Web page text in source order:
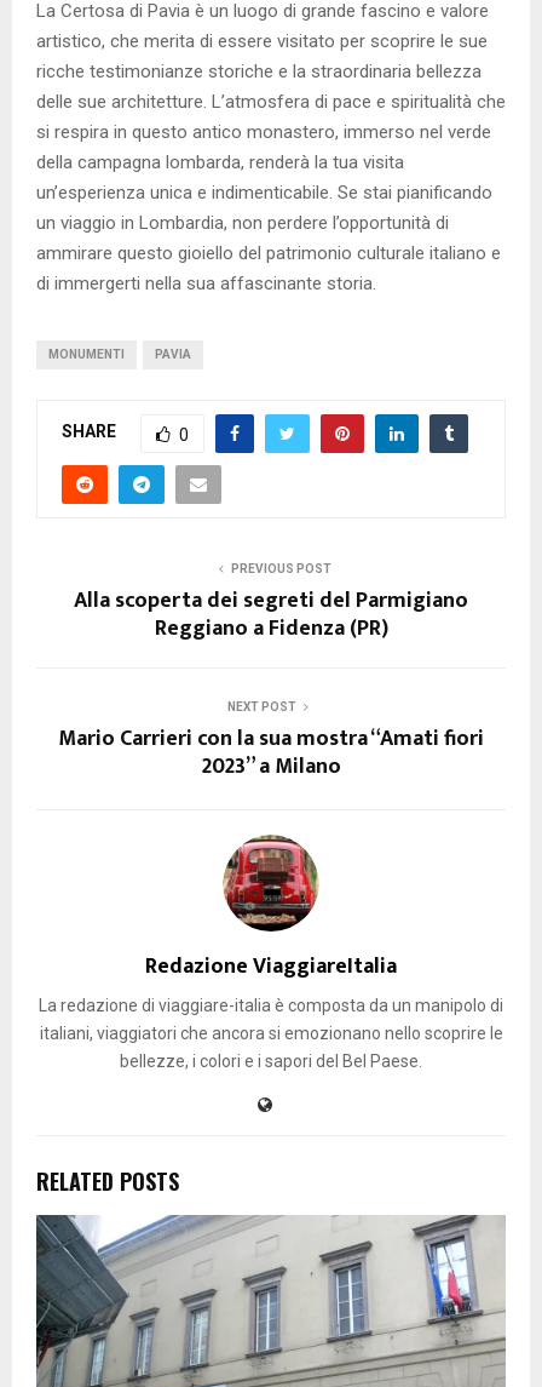
La Certosa di Pavia è un luogo di grande fascino e valore
artistico, che merita di essere visitato per scoprire le sue
ricche testimonianze storiche e la straordinaria bellezza
delle sue architetture. L’atmosfera di pace e spiritualità che
si respira in questo antico monastero, immerso nel verde
della campagna lombarda, renderà la tua visita
un’esperienza unica e indimenticabile. Se stai pianificando
un viaggio in Lombardia, non perdere l’opportunità di
ammirare questo gioiello del patrimonio culturale italiano e
di immergerti nella sua affascinante storia.
MONUMENTI PAVIA
SHARE 0
PREVIOUS POST
Alla scoperta dei segreti del Parmigiano
Reggiano a Fidenza (PR)
NEXT POST
Mario Carrieri con la sua mostra “Amati fiori
2023” a Milano
Redazione ViaggiareItalia
La redazione di viaggiare-italia è composta da un manipolo di
italiani, viaggiatori che ancora si emozionano nello scoprire le
bellezze, i colori e i sapori del Bel Paese.
RELATED POSTS